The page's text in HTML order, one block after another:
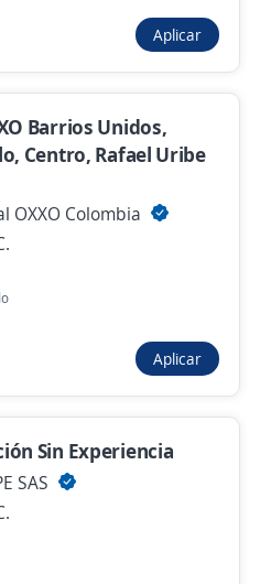
/ Auxiliar
de TMS
Colombia
Aplicar
Barrios Unidos,
Centro, Rafael Uribe
OXXO Colombia
Aplicar
Sin Experiencia
SAS